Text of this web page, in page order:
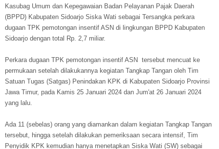
Kasubag Umum dan Kepegawaian Badan Pelayanan Pajak Daerah
(BPPD) Kabupaten Sidoarjo Siska Wati sebagai Tersangka perkara
dugaan TPK pemotongan insentif ASN di lingkungan BPPD Kabupaten
Sidoarjo dengan total Rp. 2,7 miliar.
Perkara dugaan TPK pemotongan insentif ASN tersebut mencuat ke
permukaan setelah dilakukannya kegiatan Tangkap Tangan oleh Tim
Satuan Tugas (Satgas) Penindakan KPK di Kabupaten Sidoarjo Provinsi
Jawa Timur, pada Kamis 25 Januari 2024 dan Jum'at 26 Januari 2024
yang lalu.
Ada 11 (sebelas) orang yang diamankan dalam kegiatan Tangkap Tangan
tersebut, hingga setelah dilakukan pemeriksaan secara intensif, Tim
Penyidik KPK kemudian hanya menetapkan Siska Wati (SW) sebagai